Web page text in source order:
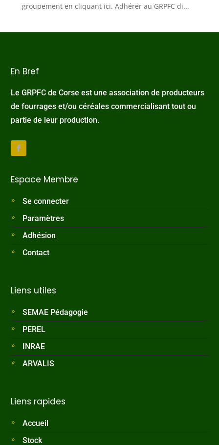
groupement en cliquant ici. Adhérer au GRPFC di...
En Bref
Le GRPFC de Corse est une association de producteurs
de fourrages et/ou céréales commercialisant tout ou
partie de leur production.
Espace Membre
Se connecter
Paramètres
Adhésion
Contact
Liens utiles
SEMAE Pédagogie
PEREL
INRAE
ARVALIS
Liens rapides
Accueil
Stock